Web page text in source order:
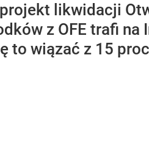
likwidacji
z OFE trafi na
to wiązać z 15